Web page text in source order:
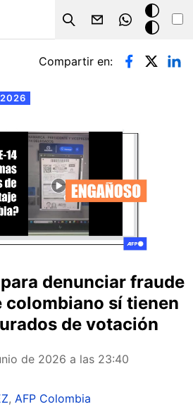
Search
Modo
oscuro
Compartir en:
denunciar fraude
colombiano sí tienen
de votación
de 2026 a las 23:40
, AFP Colombia